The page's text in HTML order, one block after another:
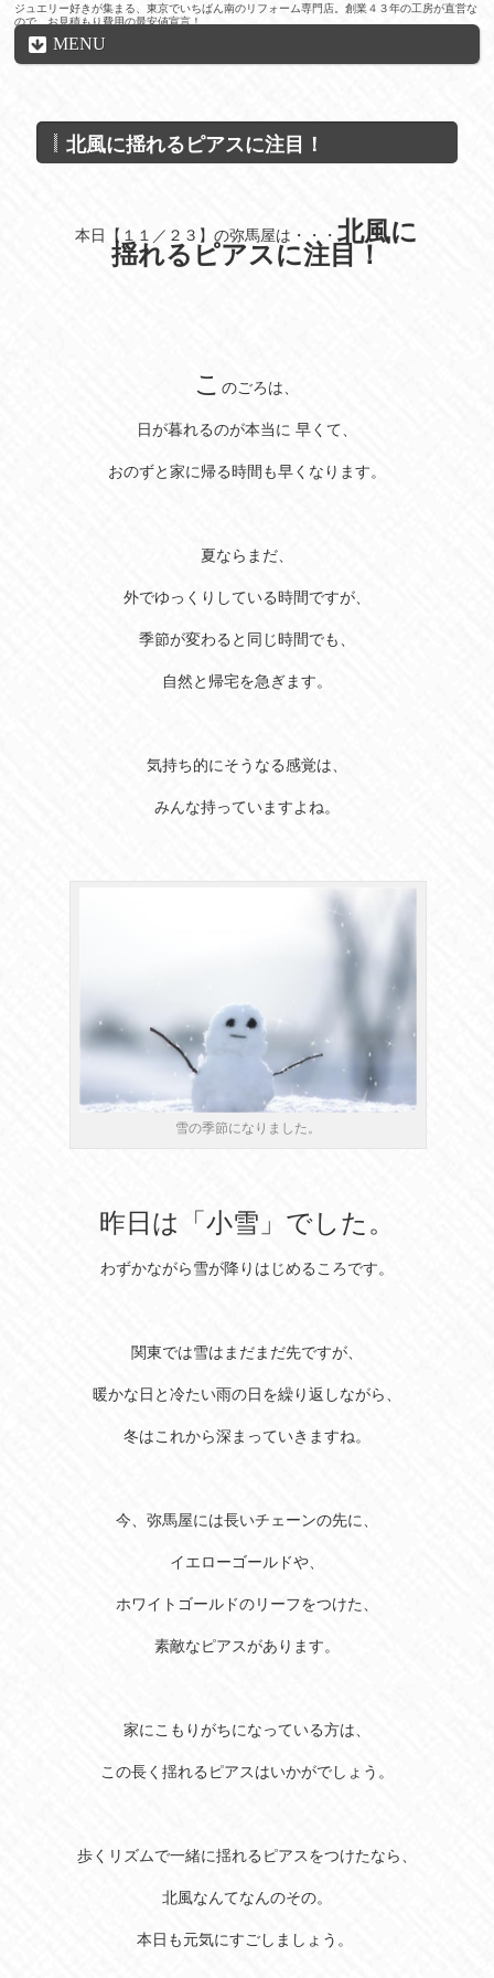
ジュエリー好きが集まる、東京でいちばん南のリフォーム専門店。創業４３年の工房が直営な
ので、お見積もり費用の最安値宣言！
MENU
北風に揺れるピアスに注目！
本日【１１／２３】の弥馬屋は・・・北風に
揺れるピアスに注目！
このごろは、
日が暮れるのが本当に 早くて、
おのずと家に帰る時間も早くなります。
夏ならまだ、
外でゆっくりしている時間ですが、
季節が変わると同じ時間でも、
自然と帰宅を急ぎます。
気持ち的にそうなる感覚は、
みんな持っていますよね。
雪の季節になりました。
昨日は「小雪」でした。
わずかながら雪が降りはじめるころです。
関東では雪はまだまだ先ですが、
暖かな日と冷たい雨の日を繰り返しながら、
冬はこれから深まっていきますね。
今、弥馬屋には長いチェーンの先に、
イエローゴールドや、
ホワイトゴールドのリーフをつけた、
素敵なピアスがあります。
家にこもりがちになっている方は、
この長く揺れるピアスはいかがでしょう。
歩くリズムで一緒に揺れるピアスをつけたなら、
北風なんてなんのその。
本日も元気にすごしましょう。